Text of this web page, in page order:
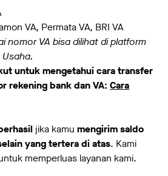
VA, Permata VA, BRI VA
nomor VA bisa dilihat di platform
untuk mengetahui cara transfer
rekening bank dan VA: Cara
jika kamumengirim saldo
yang tertera di atas. Kami
memperluas layanan kami.